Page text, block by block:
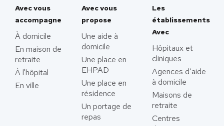
Avec vous
accompagne
À domicile
En maison de
retraite
À l'hôpital
En ville
Avec vous
propose
Une aide à
domicile
Une place en
EHPAD
Une place en
résidence
Un portage de
repas
Les
établissements
Avec
Hôpitaux et
cliniques
Agences d’aide
à domicile
Maisons de
retraite
Centres